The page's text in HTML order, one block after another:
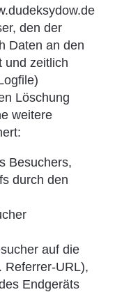
den der
Daten an den
und zeitlich
Löschung
weitere
Besuchers,
durch den
auf die
Referrer-URL),
Endgeräts